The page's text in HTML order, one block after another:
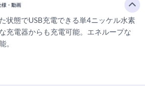
様・動画
状態でUSB充電できる単4ニッケル水素
充電器からも充電可能。エネループな
。